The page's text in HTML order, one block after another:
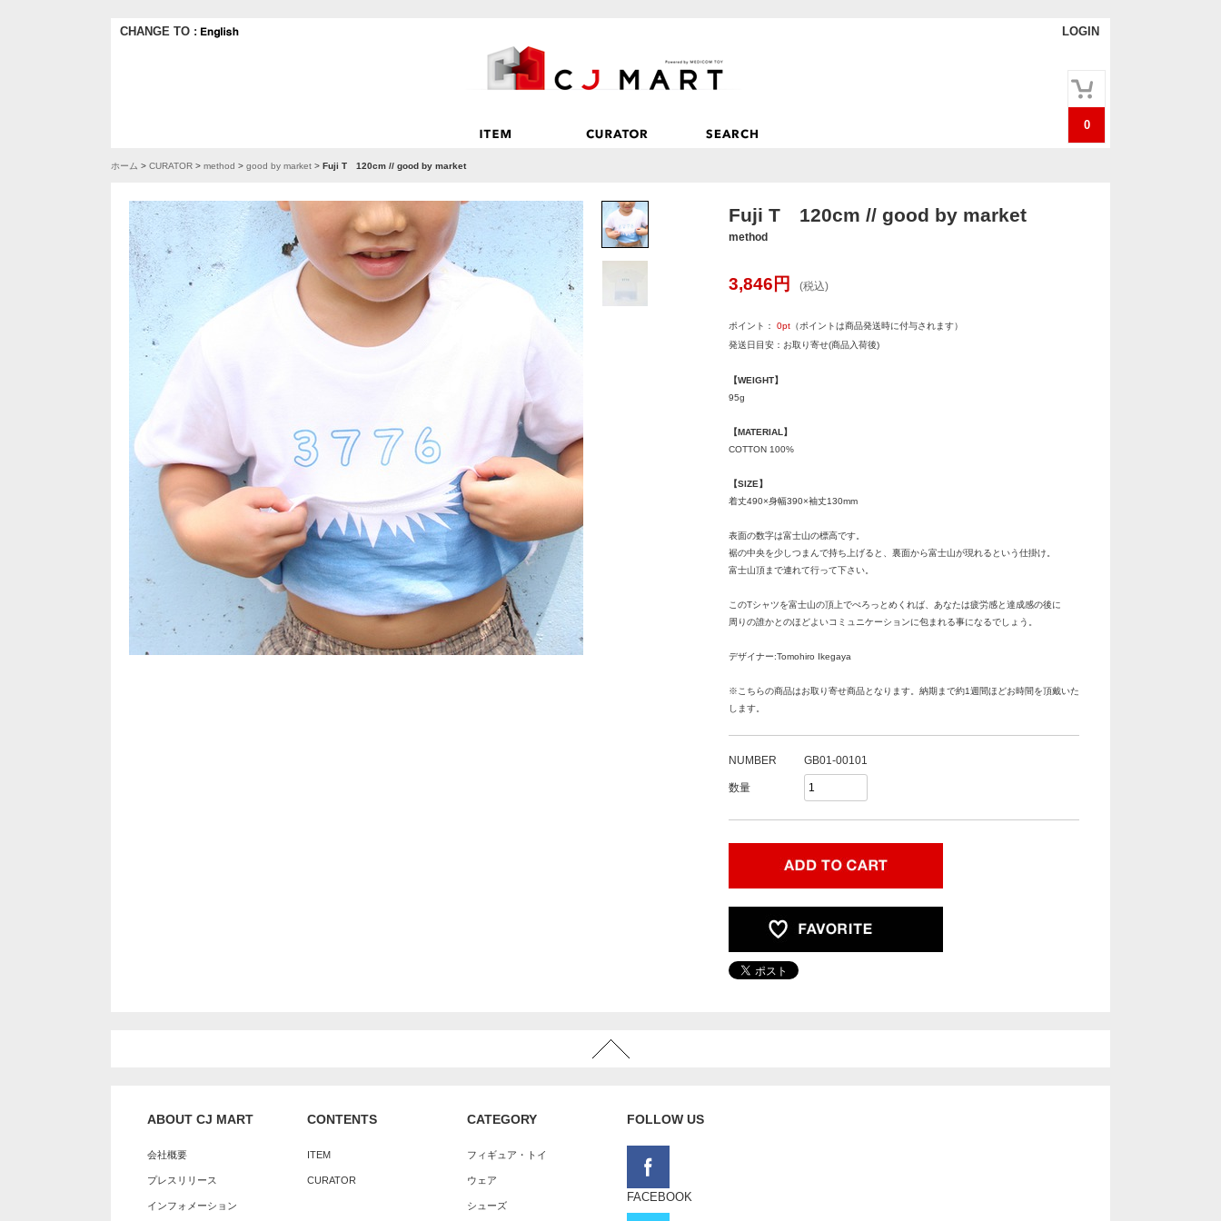
CHANGE TO : LOGIN
0
ホーム > CURATOR > method > good by market > Fuji T 120cm // good by market
Fuji T 120cm // good by market
method
3,846 円 (税込)
ポイント： 0pt （ポイントは商品発送時に付与されます）
発送日目安：お取り寄せ(商品入荷後)
【WEIGHT】
95g
【MATERIAL】
COTTON 100%
【SIZE】
着丈490×身幅390×袖丈130mm
表面の数字は富士山の標高です。
裾の中央を少しつまんで持ち上げると、裏面から富士山が現れるという仕掛け。
富士山頂まで連れて行って下さい。
このTシャツを富士山の頂上でぺろっとめくれば、あなたは疲労感と達成感の後に
周りの誰かとのほどよいコミュニケーションに包まれる事になるでしょう。
デザイナー:Tomohiro Ikegaya
※こちらの商品はお取り寄せ商品となります。納期まで約1週間ほどお時間を頂戴いた
します。
NUMBER GB01-00101
数量
ABOUT CJ MART
会社概要
プレスリリース
インフォメーション
CONTENTS
ITEM
CURATOR
CATEGORY
フィギュア・トイ
ウェア
シューズ
FOLLOW US
FACEBOOK